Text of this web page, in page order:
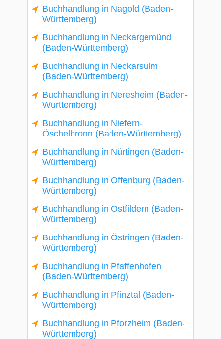
Buchhandlung in Nagold (Baden-
Württemberg)
Buchhandlung in Neckargemünd
(Baden-Württemberg)
Buchhandlung in Neckarsulm
(Baden-Württemberg)
Buchhandlung in Neresheim (Baden-
Württemberg)
Buchhandlung in Niefern-
Öschelbronn (Baden-Württemberg)
Buchhandlung in Nürtingen (Baden-
Württemberg)
Buchhandlung in Offenburg (Baden-
Württemberg)
Buchhandlung in Ostfildern (Baden-
Württemberg)
Buchhandlung in Östringen (Baden-
Württemberg)
Buchhandlung in Pfaffenhofen
(Baden-Württemberg)
Buchhandlung in Pfinztal (Baden-
Württemberg)
Buchhandlung in Pforzheim (Baden-
Württemberg)